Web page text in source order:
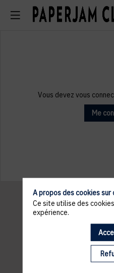
Vous devez vous
Me
pratiques
A propos des cookies sur
Ce site utilise des
expérience.